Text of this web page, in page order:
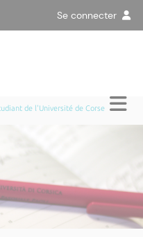
Se connecter
de l'Université de Corse